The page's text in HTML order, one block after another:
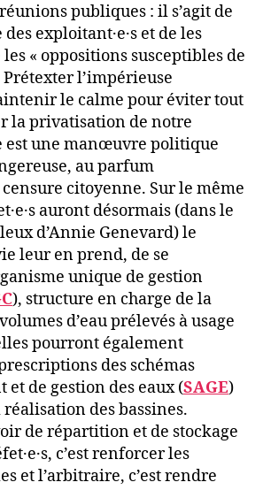
publiques : il s’agit de
exploitant·e·s et de les
« oppositions susceptibles de
l’impérieuse
le calme pour éviter tout
la privatisation de notre
est une manœuvre politique
au parfum
citoyenne. Sur le même
auront désormais (dans le
d’Annie Genevard) le
leur en prend, de se
unique de gestion
), structure en charge de la
d’eau prélevés à usage
pourront également
des schémas
et de gestion des eaux (SAGE)
des bassines.
de répartition et de stockage
c’est renforcer les
et l’arbitraire, c’est rendre